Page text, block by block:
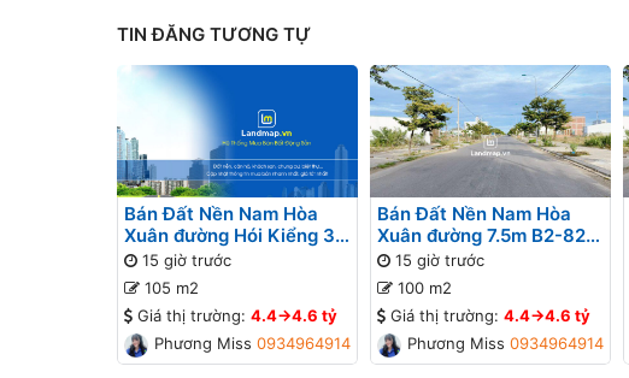
TIN ĐĂNG TƯƠNG TỰ
Bán Đất Nền Nam Hòa
Xuân đường Hói Kiểng 31
B2-95 lô 9x - Gần Sông
15 giờ trước
105 m2
Giá thị trường: 4.4->4.6 tỷ
Phương Missa0934964914
Bán Đất Nền Nam Hòa
Xuân đường 7.5m B2-82
lô 4x - Gần Sông
15 giờ trước
100 m2
Giá thị trường: 4.4->4.6 tỷ
Phương Missa0934964914